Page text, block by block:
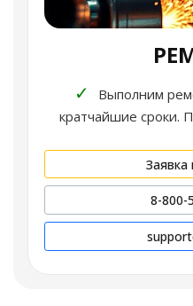
✓
Выполним
кратчайшие сроки.
Заявка
8-800-